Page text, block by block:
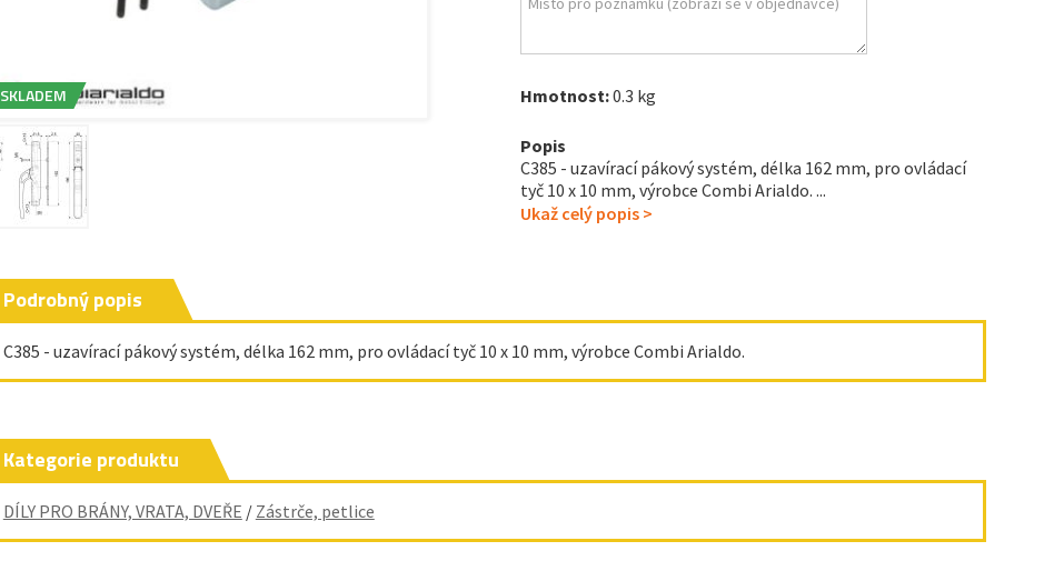
SKLADEM Hmotnost:0.3 kg
Popis
C385 - uzavírací pákový systém, délka 162 mm, pro ovládací
tyč 10 x 10 mm, výrobce Combi Arialdo. ...
Ukaž celý popis >
Podrobný popis
C385 - uzavírací pákový systém, délka 162 mm, pro ovládací tyč 10 x 10 mm, výrobce Combi Arialdo.
Kategorie produktu
DÍLY PRO BRÁNY, VRATA, DVEŘE / Zástrče, petlice